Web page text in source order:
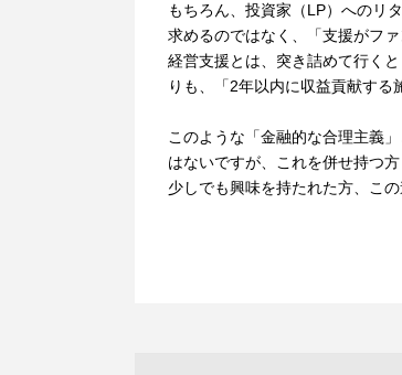
もちろん、投資家（LP）へのリ
求めるのではなく、「支援がフ
経営支援とは、突き詰めて行く
りも、「2年以内に収益貢献する
このような「金融的な合理主義
はないですが、これを併せ持つ
少しでも興味を持たれた方、こ